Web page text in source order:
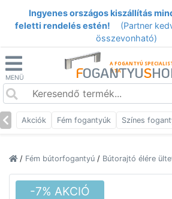
Ingyenes országos kiszállítás
feletti rendelés estén!
(Partner
összevonható)
MENÜ
A FOGANTYÚ
ÓTA
FOGANTYUS
Akciók Fém fogantyúk Színes
/ Fém bútorfogantyú / Bútorajtó élére
-7% AKCIÓ